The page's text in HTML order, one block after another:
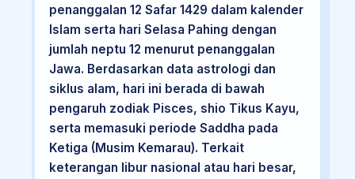
penanggalan 12 Safar 1429 dalam kalender
Islam serta hari Selasa Pahing dengan
jumlah neptu 12 menurut penanggalan
Jawa. Berdasarkan data astrologi dan
siklus alam, hari ini berada di bawah
pengaruh zodiak Pisces, shio Tikus Kayu,
serta memasuki periode Saddha pada
Ketiga (Musim Kemarau). Terkait
keterangan libur nasional atau hari besar,